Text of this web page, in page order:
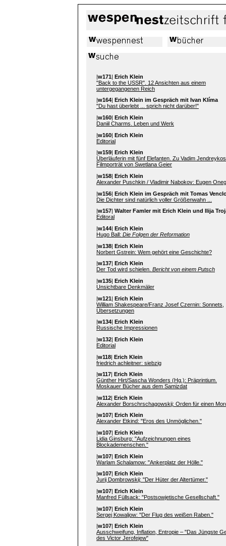
|w171| Erich Klein
"Back to the USSR". 12 Ansichten aus einem
untergegangenen Reich
w164
Erich Klein im Gespräch mit Ivan Klíma
"Du hast überlebt ... sprich nicht darüber!"
|w160| Erich Klein
Daniil Charms. Leben und Werk
|w160| Erich Klein
Editorial
w159
Erich Klein
Überläuferin mit fünf Elefanten. Zu Vadim Jendreykos
Filmporträt von Swetlana Geier
|w158| Erich Klein
Alexander Puschkin / Vladimir Nabokov: Eugen
|w156| Erich Klein im Gespräch mit Tomas
Die Dichter sind natürlich voller Größenwahn ...
w157 Walter Famler mit Erich Klein und Ilija
Editoral
|w144| Erich Klein
Hugo Ball: Die Folgen der Reformation
|w138| Erich Klein
Norbert Gstrein: Wem gehört eine Geschichte?
w137
Erich Klein
Der Tod wird schielen. Bericht von einem Putsch
|w135| Erich Klein
Unsichtbare Denkmäler
|w121| Erich Klein
William Shakespeare/Franz Josef Czernin: Sonnets,
Übersetzungen
|w134| Erich Klein
Russische Impressionen
|w132| Erich Klein
Editorial
|w118| Erich Klein
friedrich achleitner: siebzig
|w117| Erich Klein
Günther Hirt/Sascha Wonders (Hg.): Präprintium.
Moskauer Bücher aus dem Samizdat
|w112| Erich Klein
Alexander Borschrschagowskij: Orden für einen
w107
Erich Klein
Alexander Etkind: "Eros des Unmöglichen."
|w107| Erich Klein
Lidia Ginsburg: "Aufzeichnungen eines
Blockademenschen."
|w107| Erich Klein
Warlam Schalamow: "Ankerplatz der Hölle."
w107
Erich Klein
Jurij Dombrowskij: "Der Hüter der Altertümer."
|w107| Erich Klein
Manfred Füllsack: "Postsowjetische Gesellschaft."
|w107| Erich Klein
Sergej Kowaljow: "Der Flug des weißen Raben."
w107
Erich Klein
Ausschweifung, Inflation, Entropie – "Das Jüngste
des Victor Jerofejew"